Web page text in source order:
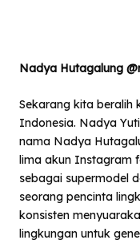
Nadya Hutagalung
Sekarang kita beralih
Indonesia. Nadya
nama Nadya
lima akun Instagram
sebagai supermodel
seorang pencinta
konsisten
lingkungan untuk